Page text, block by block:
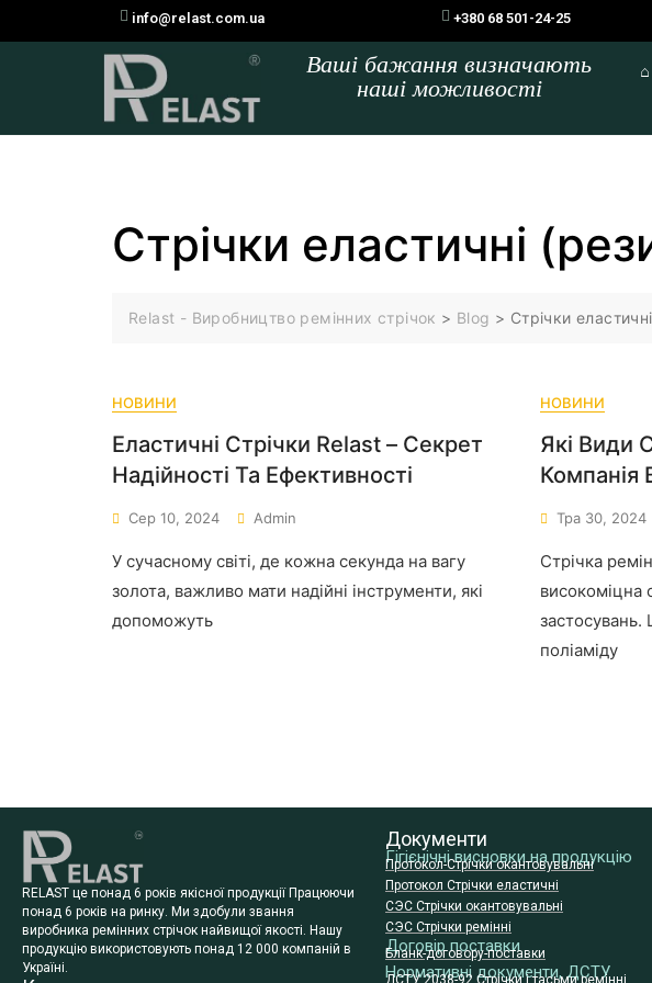
info@relast.com.ua +380 68 501-24-25
Ваші бажання визначають
наші можливості
⌂
Стрічки еластичні
Relast - Виробництво ремінних стрічок > Blog > Стрічки
НОВИНИ
Еластичні Стрічки Relast – Секрет
Надійності Та Ефективності
Сер 10, 2024 Admin
У сучасному світі, де кожна секунда на вагу
золота, важливо мати надійні інструменти, які
допоможуть
НОВИНИ
Які Види
Компанія
Тра 30, 2024
Стрічка
високоміцна
застосувань.
поліаміду
RELAST це понад 6 років якісної продукції Працюючи
понад 6 років на ринку. Ми здобули звання
виробника ремінних стрічок найвищої якості. Нашу
продукцію використовують понад 12 000 компаній в
Україні.
Документи
Гігієнічні висновки на продукцію
Протокол-Стрічки окантовувальні
Протокол Стрічки еластичні
СЭС Стрічки окантовувальні
СЭС Стрічки ремінні
Договір поставки
Бланк-договору-поставки
Нормативні документи, ДСТУ
ДСТУ 2038-92 Стрічки і тасьми ремінні